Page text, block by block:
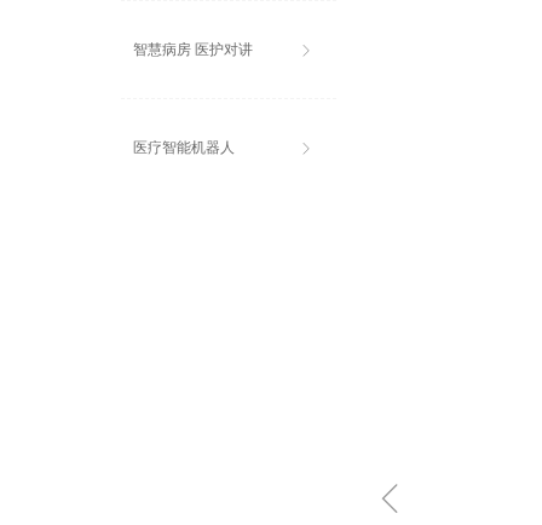
ꁆ
智慧病房 医护对讲 ꁕ
医疗智能机器人 ꁕ